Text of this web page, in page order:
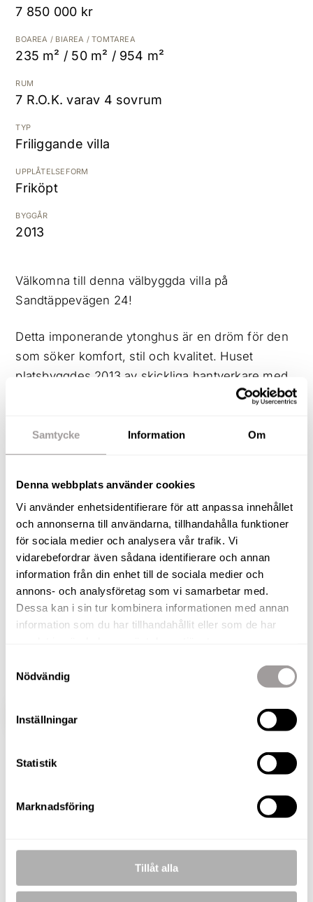
Samtycke Information Om
Denna webbplats använder cookies
Vi använder enhetsidentifierare för att anpassa innehållet
och annonserna till användarna, tillhandahålla funktioner
för sociala medier och analysera vår trafik. Vi
vidarebefordrar även sådana identifierare och annan
information från din enhet till de sociala medier och
annons- och analysföretag som vi samarbetar med.
Dessa kan i sin tur kombinera informationen med annan
information som du har tillhandahållit eller som de har
Nödvändig
Inställningar
Statistik
Marknadsföring
Tillåt alla
7 850 000 kr
BOAREA / BIAREA / TOMTAREA
235 m² / 50 m² / 954 m²
RUM
7 R.O.K. varav 4 sovrum
TYP
Friliggande villa
UPPLÅTELSEFORM
Friköpt
BYGGÅR
2013
Välkomna till denna välbyggda villa på
Sandtäppevägen 24!
Detta imponerande ytonghus är en dröm för den
som söker komfort, stil och kvalitet. Huset
platsbyggdes 2013 av skickliga hantverkare med
svensk kvalitet och standard vilket har resulterat i
som inte bara är vackert utan även smart och
praktiskt planerat. Tack vare väl tilltagna
lösningar får du ett hem med otroligt låg
energiförbrukning att bo i. Husets 235 + 50
kvadratmeter fördelas på sju rum och kök varav
fyra sovrum. Tomten ger många soltimmar och
har ett påkostat poolområde med bland annat en
takbeklädd glasfiberpool, utedusch, utekök, och
en pergola. Poolområdet har skifferplattor på
marken och får insynsskydd från thujahäcken
underhåll.
VISA HELA BESKRIVNINGEN
anton.lindstrom@nordafast.se
KOSTNADSFRI VÄRDERING